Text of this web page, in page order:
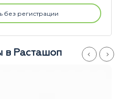
без регистрации
в Расташоп